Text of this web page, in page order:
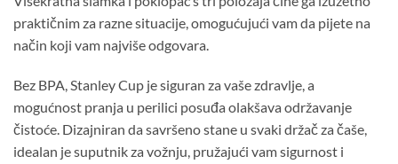
praktičnim za razne situacije, omogućujući vam da pijete na
način koji vam najviše odgovara.
Bez BPA, Stanley Cup je siguran za vaše zdravlje, a
mogućnost pranja u perilici posuđa olakšava održavanje
čistoće. Dizajniran da savršeno stane u svaki držač za čaše,
idealan je suputnik za vožnju, pružajući vam sigurnost i